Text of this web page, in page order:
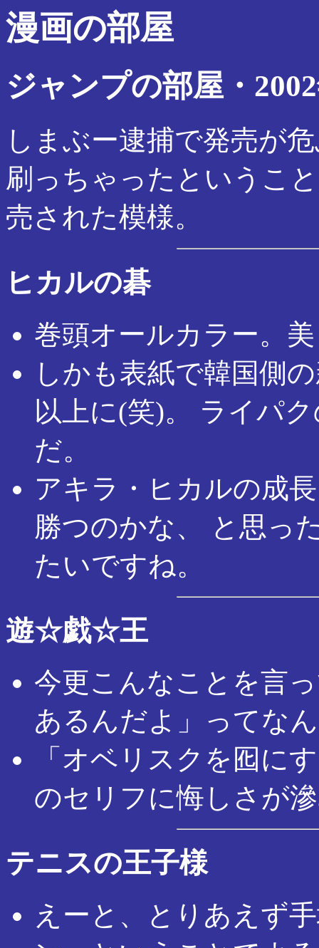
漫画の部屋
ジャンプの部屋・
しまぶー逮捕で発売が
刷っちゃったというこ
売された模様。
ヒカルの碁
巻頭オールカラー。
しかも表紙で韓国側
以上に(笑)。 ライパ
だ。
アキラ・ヒカルの成
勝つのかな、 と思っ
たいですね。
遊☆戯☆王
今更こんなことを言
あるんだよ」ってな
「オベリスクを囮
のセリフに悔しさが
テニスの王子様
えーと、とりあえず